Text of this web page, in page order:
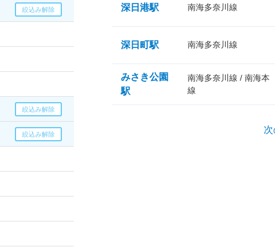
深日港駅 南海多奈川線
深日町駅 南海多奈川線
みさき公園
駅
南海多奈川線 / 南海本
線
次